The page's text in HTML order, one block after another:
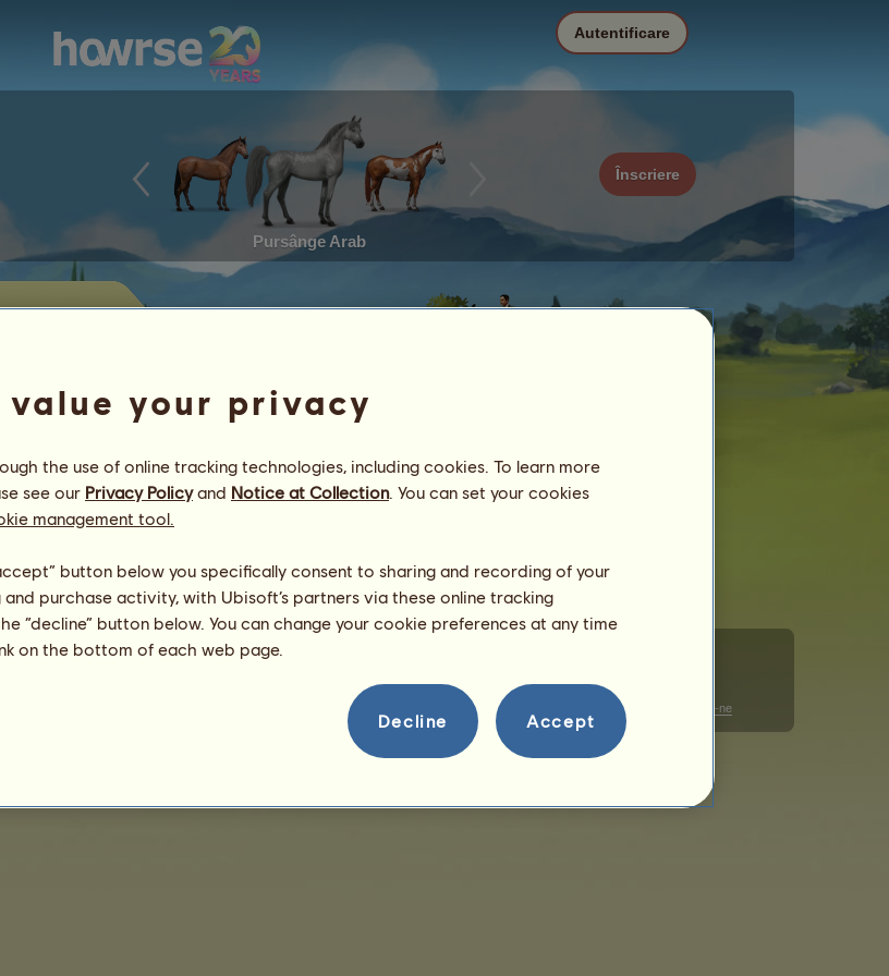
Pursânge Arab
Înscriere
Autentificare
Rezultate
Abilităţi/Genetică
Obiecte Data Preţ
Nu sunt vânzări de afişat
Informaţii legale Gestionarea modulelor cookie Cod de conduită Contactaţi-ne
value your privacy
the use of online tracking technologies, including cookies. To learn more
see our Privacy Policyand Notice at Collection. You can set your cookies
management tool.
button below you specifically consent to sharing and recording of your
purchase activity, with Ubisoft’s partners via these online tracking
“decline” button below. You can change your cookie preferences at any time
on the bottom of each web page.
Decline Accept